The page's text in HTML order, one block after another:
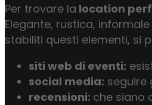
Per trovare la location
Elegante, rustica,
stabiliti questi elementi, si
siti web di eventi:
social media: seguire
recensioni: che siano